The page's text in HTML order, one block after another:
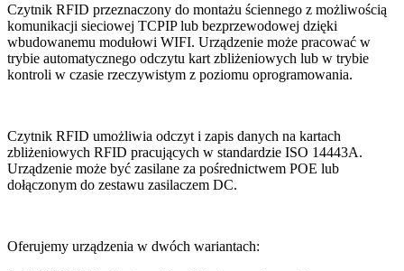
Czytnik RFID przeznaczony do montażu ściennego z możliwością
komunikacji sieciowej TCPIP lub bezprzewodowej dzięki
wbudowanemu modułowi WIFI. Urządzenie może pracować w
trybie automatycznego odczytu kart zbliżeniowych lub w trybie
kontroli w czasie rzeczywistym z poziomu oprogramowania.
Czytnik RFID umożliwia odczyt i zapis danych na kartach
zbliżeniowych RFID pracujących w standardzie ISO 14443A.
Urządzenie może być zasilane za pośrednictwem POE lub
dołączonym do zestawu zasilaczem DC.
Oferujemy urządzenia w dwóch wariantach: